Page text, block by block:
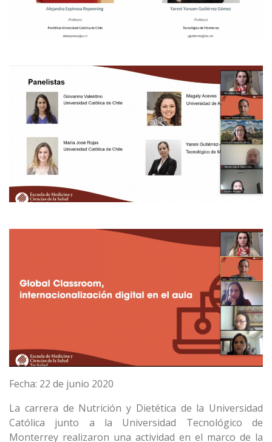
Fecha: 22 de junio 2020
La carrera de Nutrición y Dietética de la Universidad
Católica junto a la Universidad Tecnológico de
Monterrey realizaron una actividad en el marco de la